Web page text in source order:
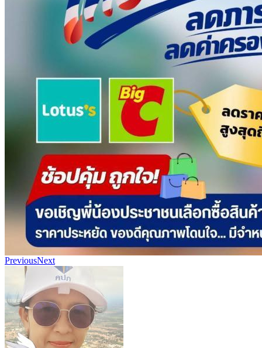
PreviousNext